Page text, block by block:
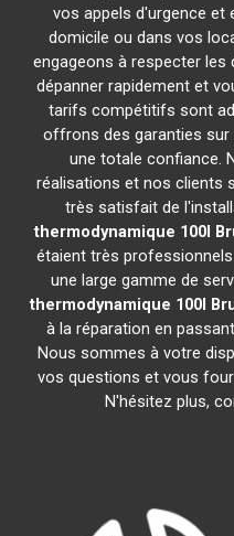
vos appels d'urgence
domicile ou dans vos
engageons à respecter
dépanner rapidement et
tarifs compétitifs sont
offrons des garanties sur
une totale confiance.
réalisations et nos clients
très satisfait de
thermodynamique 100l
étaient très
une large gamme de
thermodynamique 100l
à la réparation en
Nous sommes à votre
vos questions et vous
N'hésitez plus,